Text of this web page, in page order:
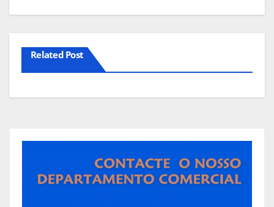
Related Post